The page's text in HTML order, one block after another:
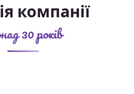
компанії
30 років